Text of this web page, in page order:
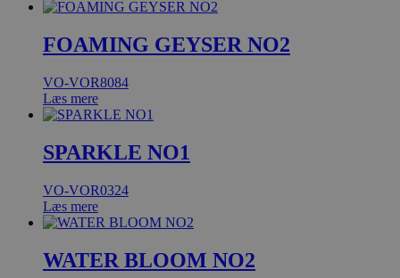
FOAMING GEYSER NO2
VO-VOR8084
Læs mere
SPARKLE NO1
VO-VOR0324
Læs mere
WATER BLOOM NO2